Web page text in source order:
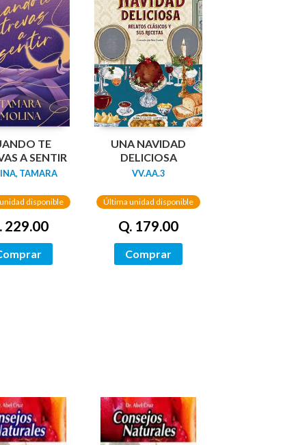
TE
A SENTIR
TAMARA
disponible
229.00
UNA NAVIDAD
DELICIOSA
VV.AA.3
Última unidad disponible
Q. 179.00
Comprar